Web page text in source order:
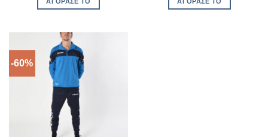
€52,00.
€52,00.
-60%